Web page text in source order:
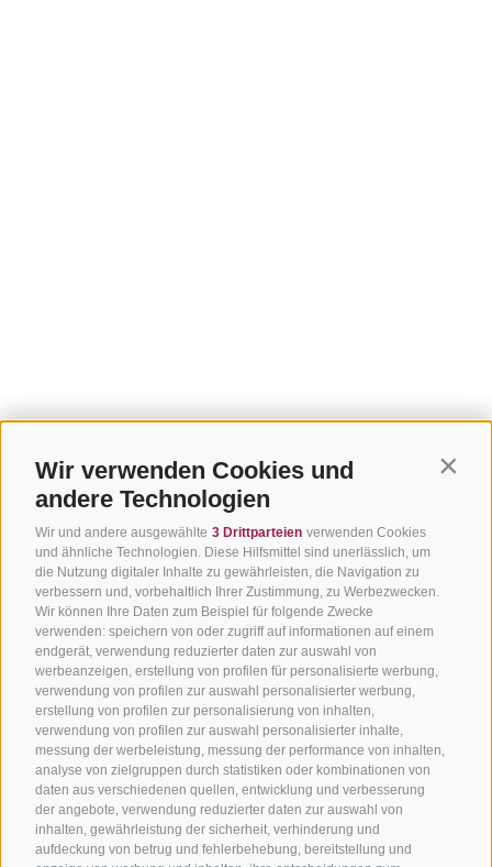
Wir verwenden Cookies und
andere Technologien
Wir und andere ausgewählte 3 Drittparteien verwenden Cookies
und ähnliche Technologien. Diese Hilfsmittel sind unerlässlich, um
die Nutzung digitaler Inhalte zu gewährleisten, die Navigation zu
verbessern und, vorbehaltlich Ihrer Zustimmung, zu Werbezwecken.
Wir können Ihre Daten zum Beispiel für folgende Zwecke
verwenden: speichern von oder zugriff auf informationen auf einem
endgerät, verwendung reduzierter daten zur auswahl von
werbeanzeigen, erstellung von profilen für personalisierte werbung,
verwendung von profilen zur auswahl personalisierter werbung,
erstellung von profilen zur personalisierung von inhalten,
verwendung von profilen zur auswahl personalisierter inhalte,
messung der werbeleistung, messung der performance von inhalten,
analyse von zielgruppen durch statistiken oder kombinationen von
daten aus verschiedenen quellen, entwicklung und verbesserung
der angebote, verwendung reduzierter daten zur auswahl von
inhalten, gewährleistung der sicherheit, verhinderung und
aufdeckung von betrug und fehlerbehebung, bereitstellung und